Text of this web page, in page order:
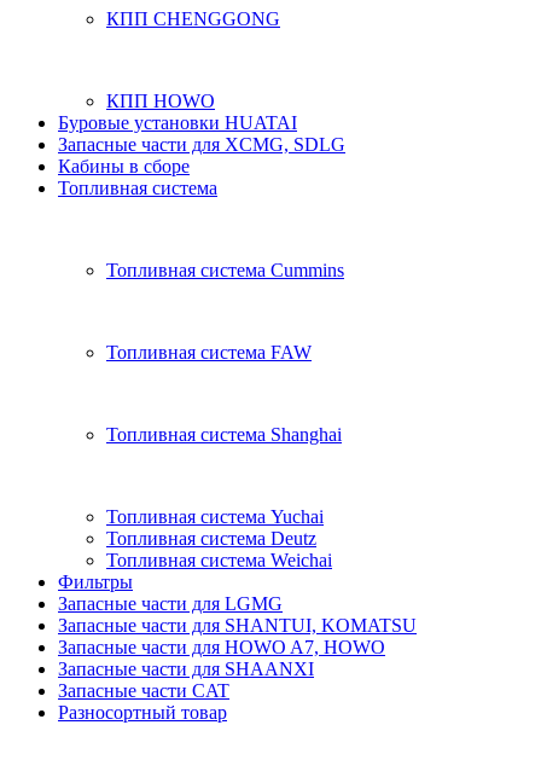
КПП CHENGGONG
КПП HOWO
Буровые установки HUATAI
Запасные части для XCMG, SDLG
Кабины в сборе
Топливная система
Топливная система Cummins
Топливная система FAW
Топливная система Shanghai
Топливная система Yuchai
Топливная система Deutz
Топливная система Weichai
Фильтры
Запасные части для LGMG
Запасные части для SHANTUI, KOMATSU
Запасные части для HOWO A7, HOWO
Запасные части для SHAANXI
Запасные части CAT
Разносортный товар